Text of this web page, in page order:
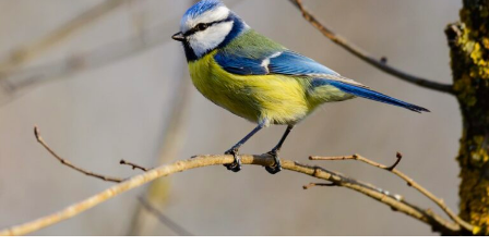
Epämääräinen mekanismi – konkreettiset riskit
Valtioneuvoston mukaan suunnitteilla oleva mekanismi
tähtää puolustusinvestointien […]